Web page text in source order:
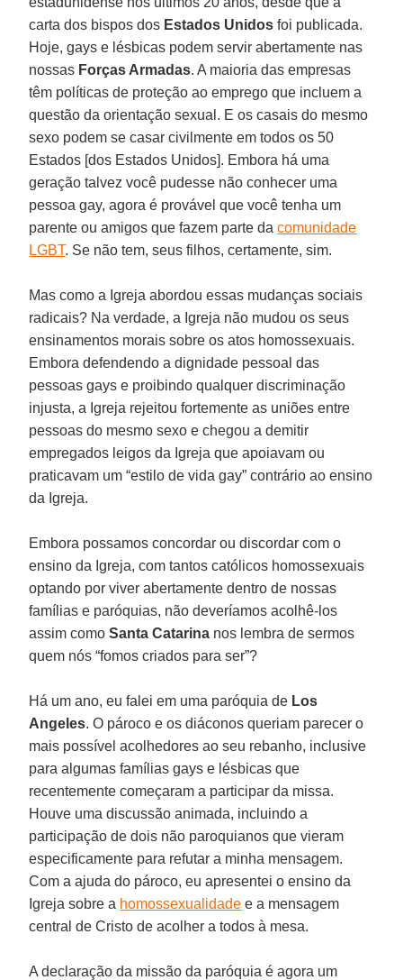
carta dos bispos dos Estados Unidos foi publicada.
Hoje, gays e lésbicas podem servir abertamente nas
nossas Forças Armadas. A maioria das empresas
têm políticas de proteção ao emprego que incluem a
questão da orientação sexual. E os casais do mesmo
sexo podem se casar civilmente em todos os 50
Estados [dos Estados Unidos]. Embora há uma
geração talvez você pudesse não conhecer uma
pessoa gay, agora é provável que você tenha um
parente ou amigos que fazem parte dacomunidade
LGBT. Se não tem, seus filhos, certamente, sim.
Mas como a Igreja abordou essas mudanças sociais
radicais? Na verdade, a Igreja não mudou os seus
ensinamentos morais sobre os atos homossexuais.
Embora defendendo a dignidade pessoal das
pessoas gays e proibindo qualquer discriminação
injusta, a Igreja rejeitou fortemente as uniões entre
pessoas do mesmo sexo e chegou a demitir
empregados leigos da Igreja que apoiavam ou
praticavam um “estilo de vida gay” contrário ao ensino
da Igreja.
Embora possamos concordar ou discordar com o
ensino da Igreja, com tantos católicos homossexuais
optando por viver abertamente dentro de nossas
famílias e paróquias, não deveríamos acolhê-los
assim comoSanta Catarina nos lembra de sermos
quem nós “fomos criados para ser”?
Há um ano, eu falei em uma paróquia de Los
Angeles. O pároco e os diáconos queriam parecer o
mais possível acolhedores ao seu rebanho, inclusive
para algumas famílias gays e lésbicas que
recentemente começaram a participar da missa.
Houve uma discussão animada, incluindo a
participação de dois não paroquianos que vieram
especificamente para refutar a minha mensagem.
Com a ajuda do pároco, eu apresentei o ensino da
Igreja sobre a homossexualidade e a mensagem
central de Cristo de acolher a todos à mesa.
A declaração da missão da paróquia é agora um